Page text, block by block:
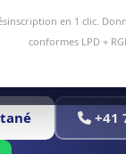
24h,
locale, matériel
+41
en 1 clic.
conformes LPD +